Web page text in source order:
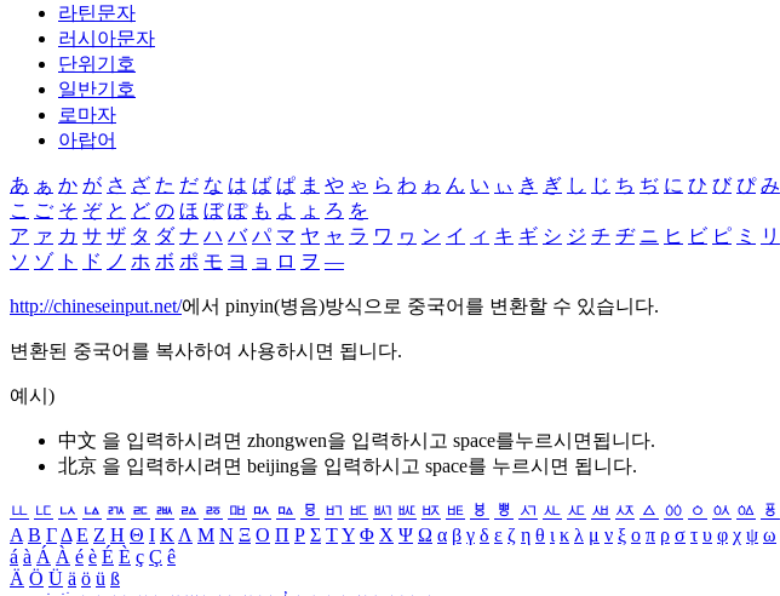
라틴문자
러시아문자
단위기호
일반기호
로마자
아랍어
あ ぁ か が さ ざ た だ な は ば ぱ ま や ゃ ら わ ゎ ん い ぃ き ぎ し じ ち ぢ に ひ び ぴ み
こ ご そ ぞ と ど の ほ ぼ ぽ も よ ょ ろ を
ア ァ カ サ ザ タ ダ ナ ハ バ パ マ ヤ ャ ラ ワ ヮ ン イ ィ キ ギ シ ジ チ ヂ ニ ヒ ビ ピ ミ リ
ソ ゾ ト ド ノ ホ ボ ポ モ ヨ ョ ロ ヲ ―
http://chineseinput.net/에서 pinyin(병음)방식으로 중국어를 변환할 수 있습니다.
변환된 중국어를 복사하여 사용하시면 됩니다.
예시)
中文 을 입력하시려면 zhongwen을 입력하시고 space를누르시면됩니다.
北京 을 입력하시려면 beijing을 입력하시고 space를 누르시면 됩니다.
ㅥ ㅦ ㅧ ㅨ ㅩ ㅪ ㅫ ㅬ ㅭ ㅮ ㅯ ㅰ ㅱ ㅲ ㅳ ㅴ ㅵ ㅶ ㅷ ㅸ ㅹ ㅺ ㅻ ㅼ ㅽ ㅾ ㅿ ㆀ ㆁ ㆂ ㆃ ㆄ
Α Β ΓΔ Ε Ζ Η Θ Ι ΚΛ Μ Ν Ξ Ο Π Ρ Σ ΤΥ Φ Χ Ψ Ω α β γ δ ε ζ η θ ι κ λ μ ν ξ ο π ρ σ τ υ φ χ ψ ω
á à Á À é è É È ç Ç ê
Ä Ö Ü ä ö ü ß